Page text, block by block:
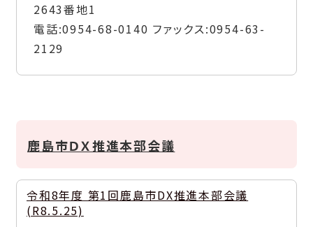
2643番地1
電話:0954-68-0140 ファックス:0954-63-
2129
鹿島市ＤＸ推進本部会議
令和8年度 第1回鹿島市DX推進本部会議
(R8.5.25)